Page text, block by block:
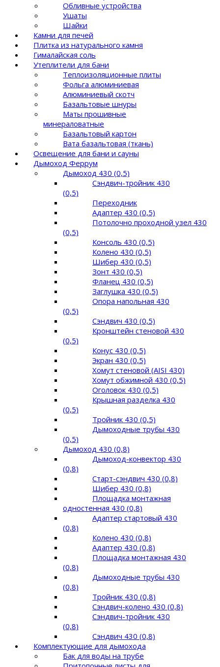
Обливные устройства
Ушаты
Шайки
Камни для печей
Плитка из натурального камня
Гималайская соль
Утеплители для бани
Теплоизоляционные плиты
Фольга алюминиевая
Алюминиевый скотч
Базальтовые шнуры
Маты прошивные
минераловатные
Базальтовый картон
Вата базальтовая (ткань)
Освещение для бани и сауны
Дымоход Феррум
Дымоход 430 (0,5)
Сэндвич-тройник 430
(0,5)
Переходник
Адаптер 430 (0,5)
Потолочно проходной узел 430
(0,5)
Консоль 430 (0,5)
Колено 430 (0,5)
Шибер 430 (0,5)
Зонт 430 (0,5)
Фланец 430 (0,5)
Заглушка 430 (0,5)
Опора напольная 430
(0,5)
Сэндвич 430 (0,5)
Кронштейн стеновой 430
(0,5)
Конус 430 (0,5)
Экран 430 (0,5)
Хомут стеновой (AISI 430)
Хомут обжимной 430 (0,5)
Оголовок 430 (0,5)
Крышная разделка 430
(0,5)
Тройник 430 (0,5)
Дымоходные трубы 430
(0,5)
Дымоход 430 (0,8)
Дымоход-конвектор 430
(0,8)
Старт-сэндвич 430 (0,8)
Шибер 430 (0,8)
Площадка монтажная
одностенная 430 (0,8)
Адаптер стартовый 430
(0,8)
Колено 430 (0,8)
Адаптер 430 (0,8)
Площадка монтажная 430
(0,8)
Дымоходные трубы 430
(0,8)
Тройник 430 (0,8)
Сэндвич-колено 430 (0,8)
Сэндвич-тройник 430
(0,8)
Сэндвич 430 (0,8)
Комплектующие для дымохода
Бак для воды на трубе